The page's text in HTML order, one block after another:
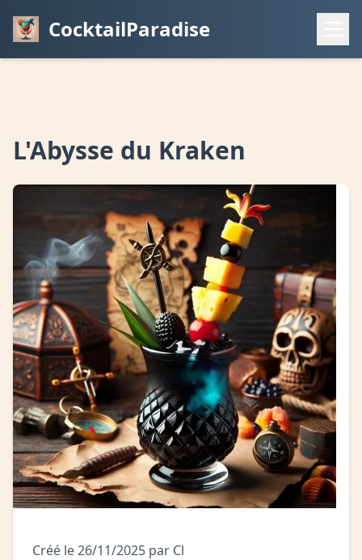
CocktailParadise
L'Abysse du Kraken
Créé le 26/11/2025 par Cl